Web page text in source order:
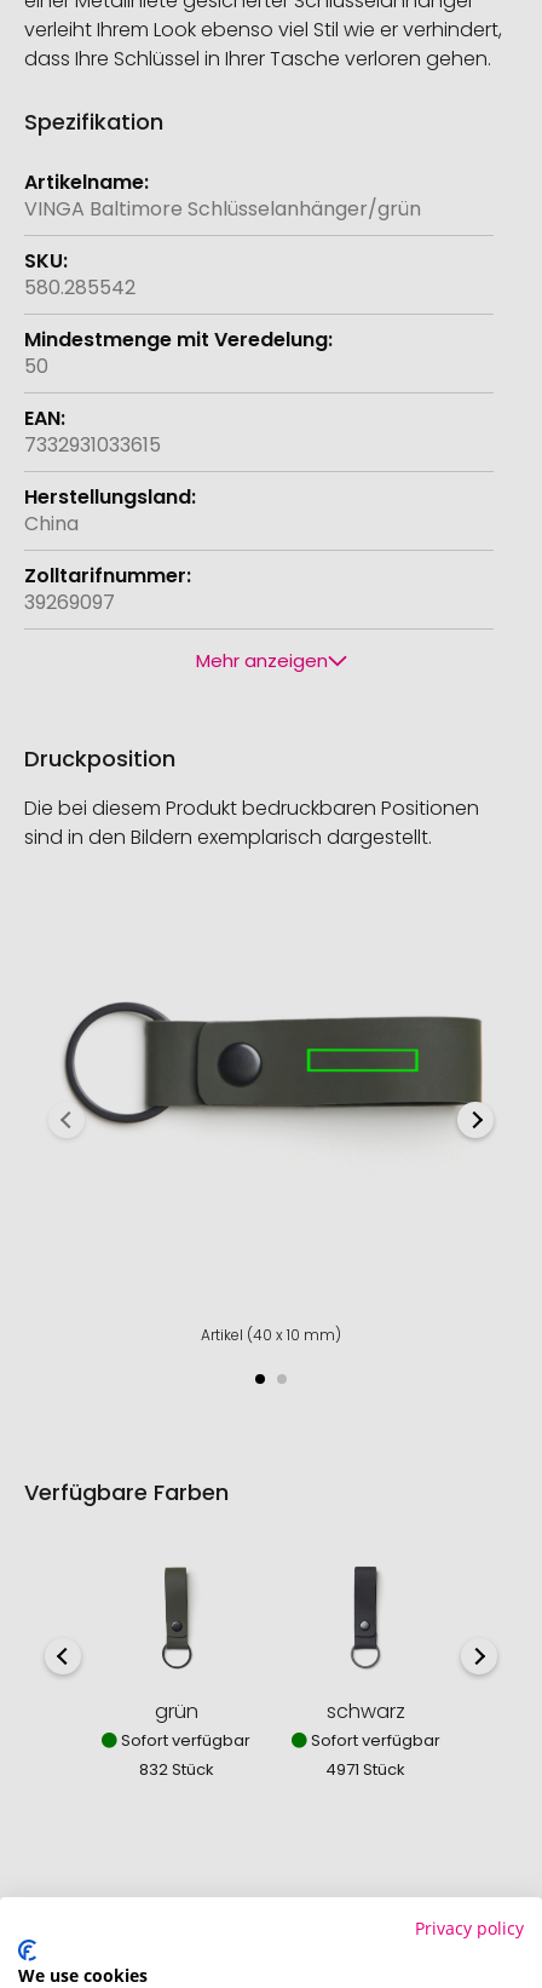
verleiht Ihrem Look ebenso viel Stil wie er verhindert,
dass Ihre Schlüssel in Ihrer Tasche verloren gehen.
Spezifikation
Weitere
Informationen
VINGA Baltimore Schlüsselanhänger/grün
580.285542
50
7332931033615
China
39269097
Mehr anzeigen
Druckposition
Die bei diesem Produkt bedruckbaren Positionen
sind in den Bildern exemplarisch dargestellt.
Artikel (40 x 10 mm)
Verfügbare Farben
grün
Sofort verfügbar
832 Stück
schwarz
Sofort verfügbar
4971 Stück
So einfach bestellen Sie Ihre Werbeartikel bei
Privacy policy
We use cookies